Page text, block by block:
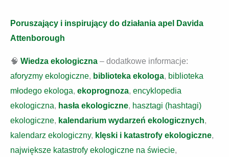
Poruszający i inspirujący do działania apel Davida
Attenborough
🧠 Wiedza ekologiczna – dodatkowe informacje:
aforyzmy ekologiczne, biblioteka ekologa, biblioteka
młodego ekologa, ekoprognoza, encyklopedia
ekologiczna, hasła ekologiczne, hasztagi (hashtagi)
ekologiczne, kalendarium wydarzeń ekologicznych,
kalendarz ekologiczny, klęski i katastrofy ekologiczne,
największe katastrofy ekologiczne na świecie,